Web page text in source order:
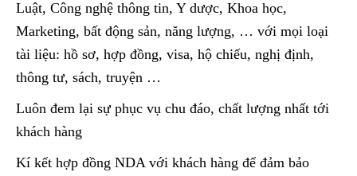
Luật, Công nghệ thông tin, Y dược, Khoa học,
Marketing, bất động sản, năng lượng, … với mọi loại
tài liệu: hồ sơ, hợp đồng, visa, hộ chiếu, nghị định,
thông tư, sách, truyện …
Luôn đem lại sự phục vụ chu đáo, chất lượng nhất tới
khách hàng
Kí kết hợp đồng NDA với khách hàng để đảm bảo